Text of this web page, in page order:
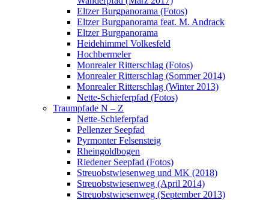
Eltzer Burgpanorama (Fotos)
Eltzer Burgpanorama feat. M. Andrack
Eltzer Burgpanorama
Heidehimmel Volkesfeld
Hochbermeler
Monrealer Ritterschlag (Fotos)
Monrealer Ritterschlag (Sommer 2014)
Monrealer Ritterschlag (Winter 2013)
Nette-Schieferpfad (Fotos)
Traumpfade N – Z
Nette-Schieferpfad
Pellenzer Seepfad
Pyrmonter Felsensteig
Rheingoldbogen
Riedener Seepfad (Fotos)
Streuobstwiesenweg und MK (2018)
Streuobstwiesenweg (April 2014)
Streuobstwiesenweg (September 2013)